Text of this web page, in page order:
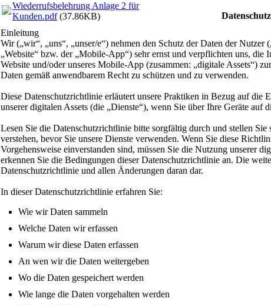
Wiederrufsbelehrung Anlage 2 für
Kunden.pdf(37.86KB)
Einleitung
Wir („wir“, „uns“, „unser/e“) nehmen den Schutz der Daten der
„Website“ bzw. der „Mobile-App“) sehr ernst und verpflichten uns,
Website und/oder unseres Mobile-App (zusammen: „digitale Assets“)
Daten gemäß anwendbarem Recht zu schützen und zu verwenden.
Diese Datenschutzrichtlinie erläutert unsere Praktiken in Bezug auf
unserer digitalen Assets (die „Dienste“), wenn Sie über Ihre Geräte auf
Lesen Sie die Datenschutzrichtlinie bitte sorgfältig durch und stellen
verstehen, bevor Sie unsere Dienste verwenden. Wenn Sie diese
Vorgehensweise einverstanden sind, müssen Sie die Nutzung unserer
erkennen Sie die Bedingungen dieser Datenschutzrichtlinie an. Die
Datenschutzrichtlinie und allen Änderungen daran dar.
In dieser Datenschutzrichtlinie erfahren Sie:
Wie wir Daten sammeln
Welche Daten wir erfassen
Warum wir diese Daten erfassen
An wen wir die Daten weitergeben
Wo die Daten gespeichert werden
Wie lange die Daten vorgehalten werden